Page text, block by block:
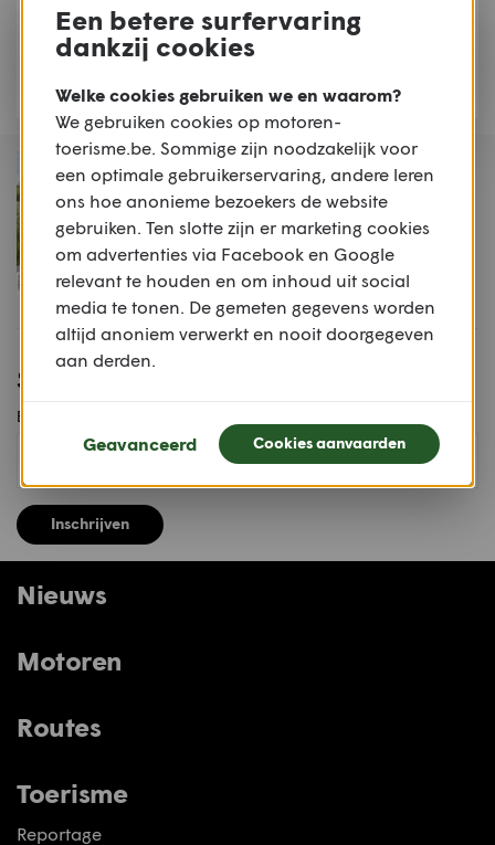
Sports vs. Ducati
Multistrada V2 S vs.
Pro
MAGAZINE
Motoren & Toerisme
2026 #2
Koop dit magazine
Schrijf je in voor onze nieuwsbrief
E-MAILADRES
Inschrijven
Nieuws
Motoren
Routes
Toerisme
Reportage
Een betere surfervaring
dankzij cookies
Welke cookies gebruiken we en waarom?
We gebruiken cookies op motoren-
toerisme.be. Sommige zijn noodzakelijk voor
een optimale gebruikerservaring, andere leren
ons hoe anonieme bezoekers de website
gebruiken. Ten slotte zijn er marketing cookies
om advertenties via Facebook en Google
relevant te houden en om inhoud uit social
media te tonen. De gemeten gegevens worden
altijd anoniem verwerkt en nooit doorgegeven
aan derden.
Geavanceerd Cookies aanvaarden